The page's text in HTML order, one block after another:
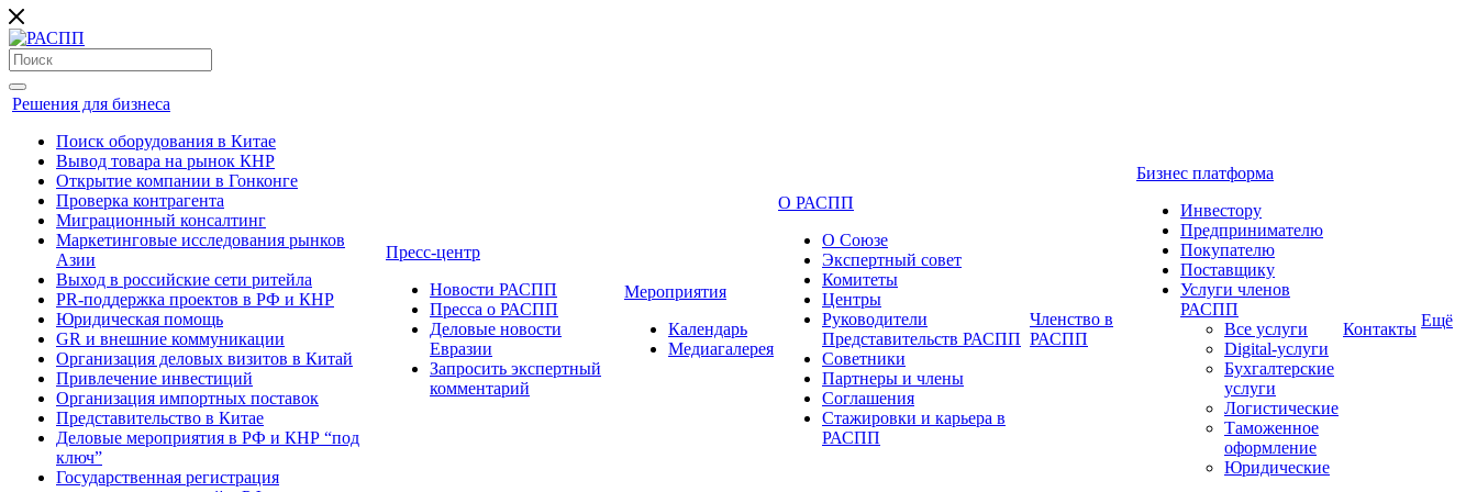
Решения для бизнеса
Поиск оборудования в Китае
Вывод товара на рынок КНР
Открытие компании в Гонконге
Проверка контрагента
Миграционный консалтинг
Маркетинговые исследования рынков
Азии
Выход в российские сети ритейла
PR-поддержка проектов в РФ и КНР
Юридическая помощь
GR и внешние коммуникации
Организация деловых визитов в Китай
Привлечение инвестиций
Организация импортных поставок
Представительство в Китае
Деловые мероприятия в РФ и КНР “под
ключ”
Государственная регистрация
Пресс-центр
Новости РАСПП
Пресса о РАСПП
Деловые новости
Евразии
Запросить экспертный
комментарий
Мероприятия
Календарь
Медиагалерея
О РАСПП
О Союзе
Экспертный совет
Комитеты
Центры
Руководители
Представительств РАСПП
Советники
Партнеры и члены
Соглашения
Стажировки и карьера в
РАСПП
Членство в
РАСПП
Бизнес платформа
Инвестору
Предпринимателю
Покупателю
Поставщику
Услуги членов
РАСПП
Все услуги
Digital-услуги
Бухгалтерские
услуги
Логистические
Таможенное
оформление
Юридические
Контакты Ещё